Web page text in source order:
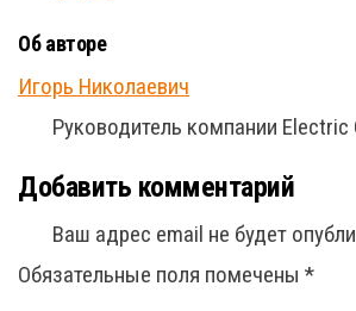
Об авторе
Игорь Николаевич
Руководитель компании Electric
Добавить комментарий
Ваш адрес email не будет
Обязательные поля помечены *